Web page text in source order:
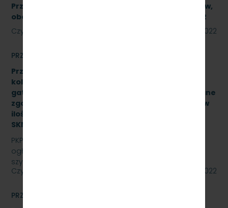
Przetarg nieograniczony na naprawę podzespołów,
obejmującą trzy zadania. Znak SKMMU.086.39A.22
Czytaj dalej
12 września 2022
PRZETARGI
Przetarg nieograniczony na zakup i dostawę szyn
kolejowych 49E1 o jednostkowej długości 30 mb,
gatunek stali R260, odmiana ”S”, klasa AX wykonane
zgodnie z normą PN-EN 13674-1 ILK3d – 518/03/07 w
ilości (37,043Ton) – 25 sztuk, znak:
SKMMU.086.54.22.
PKP SZYBKA KOLEJ MIEJSKA W TRÓJMIEŚCIE Sp. z o.o.
ogłasza przetarg nieograniczony na zakup i dostawę
szyn kolejowych 49E1 o jednostkowej długości 30…
Czytaj dalej
09 września 2022
PRZETARGI